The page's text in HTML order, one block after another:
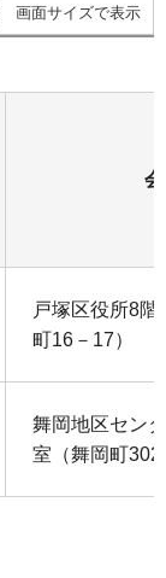
画面サイズで表示
戸塚区役所8
町16－17）
舞岡地区セン
室（舞岡町